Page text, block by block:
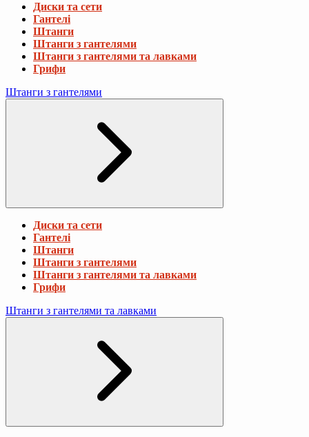
Диски та сети
Гантелі
Штанги
Штанги з гантелями
Штанги з гантелями та лавками
Грифи
Штанги з гантелями
Диски та сети
Гантелі
Штанги
Штанги з гантелями
Штанги з гантелями та лавками
Грифи
Штанги з гантелями та лавками